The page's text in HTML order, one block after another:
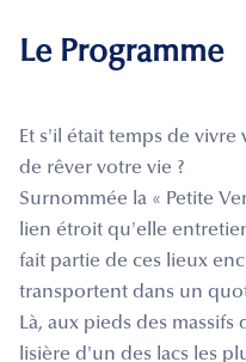
Le Programme
Et s'il était temps de
de rêver votre vie ?
Surnommée la « Petite
lien étroit qu'elle
fait partie de ces lieux
transportent dans un
Là, aux pieds des
lisière d'un des lacs les